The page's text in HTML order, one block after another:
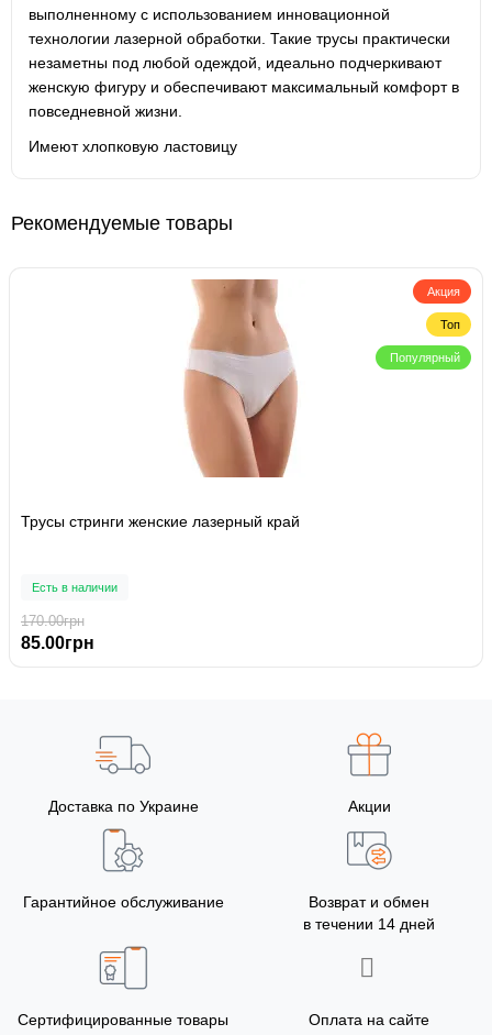
выполненному с использованием инновационной
технологии лазерной обработки. Такие трусы практически
незаметны под любой одеждой, идеально подчеркивают
женскую фигуру и обеспечивают максимальный комфорт в
повседневной жизни.
Имеют хлопковую ластовицу
Рекомендуемые товары
Акция
Топ
Популярный
Трусы стринги женские лазерный край
Есть в наличии
170.00грн
85.00грн
Доставка по Украине Акции
Гарантийное обслуживание
Возврат и обмен
в течении 14 дней
Сертифицированные товары Оплата на сайте